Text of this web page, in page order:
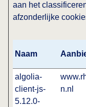
aan het
afzonderlijke
Naam
algolia-
client-js-
5.12.0-
n.nl